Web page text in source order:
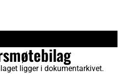
ligger i dokumentarkivet.